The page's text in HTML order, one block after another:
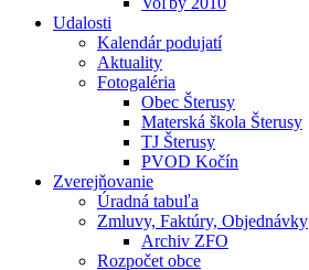
Udalosti
Kalendár podujatí
Aktuality
Fotogaléria
Obec Šterusy
Materská škola Šterusy
TJ Šterusy
PVOD Kočín
Zverejňovanie
Úradná tabuľa
Zmluvy, Faktúry, Objednávky
Archiv ZFO
Rozpočet obce